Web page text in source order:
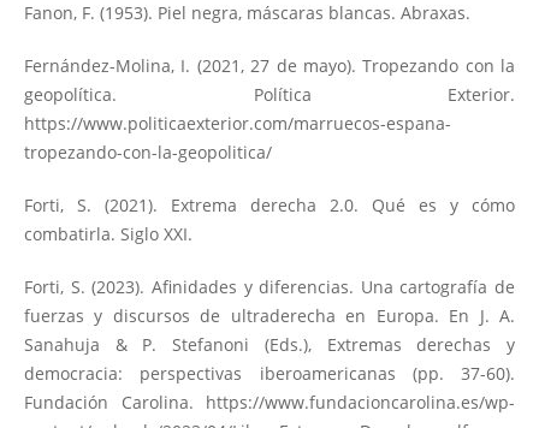
Fanon, F. (1953). Piel negra, máscaras blancas. Abraxas.
Fernández-Molina, I. (2021, 27 de mayo). Tropezando con la
geopolítica. Política Exterior.
https://www.politicaexterior.com/marruecos-espana-
tropezando-con-la-geopolitica/
Forti, S. (2021). Extrema derecha 2.0. Qué es y cómo
combatirla. Siglo XXI.
Forti, S. (2023). Afinidades y diferencias. Una cartografía de
fuerzas y discursos de ultraderecha en Europa. En J. A.
Sanahuja & P. Stefanoni (Eds.), Extremas derechas y
democracia: perspectivas iberoamericanas (pp. 37-60).
Fundación Carolina. https://www.fundacioncarolina.es/wp-